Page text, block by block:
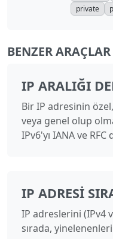
private
BENZER ARAÇLAR
IP ARALIĞI
Bir IP adresinin
veya genel olup
IPv6'yı IANA ve
IP ADRESI
IP adreslerini (IPv4
sırada,